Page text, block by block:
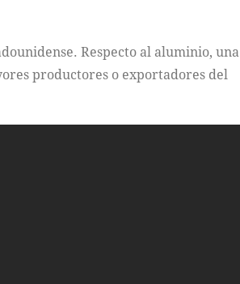
Respecto al aluminio, una
productores o exportadores del